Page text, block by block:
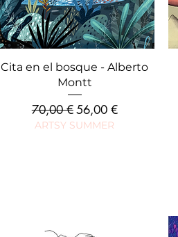
Aperçu rapide
Cita en el bosque - Alberto
Montt
Prix original
70,00 €Prix promotionnel
56,00 €
ARTSY SUMMER